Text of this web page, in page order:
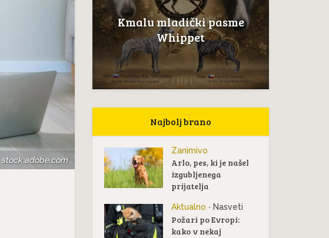
stock.adobe.com
Kmalu mladički pasme
Whippet
Najbolj brano
Zanimivo
Arlo, pes, ki je našel
izgubljenega
prijatelja
Aktualno • Nasveti
Požari po Evropi:
kako v nekaj